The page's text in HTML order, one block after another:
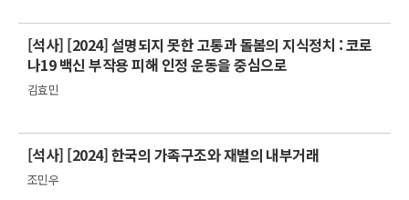
[석사] [2024] 설명되지 못한 고통과 돌봄의 지식정치 : 코로
나19 백신 부작용 피해 인정 운동을 중심으로
김효민
[석사] [2024] 한국의 가족구조와 재벌의 내부거래
조민우